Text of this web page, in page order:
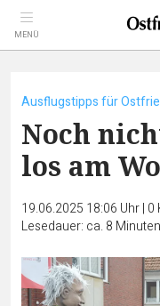
MENÜ
Ausflugstipps für
Noch
los am
19.06.2025 18:06 Uhr| 0
Lesedauer: ca. 8 Minuten